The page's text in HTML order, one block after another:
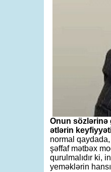
Onun sözlərinə
ətlərin
normal
şəffaf mətbəx
qurulmalıdır ki,
yeməklərin